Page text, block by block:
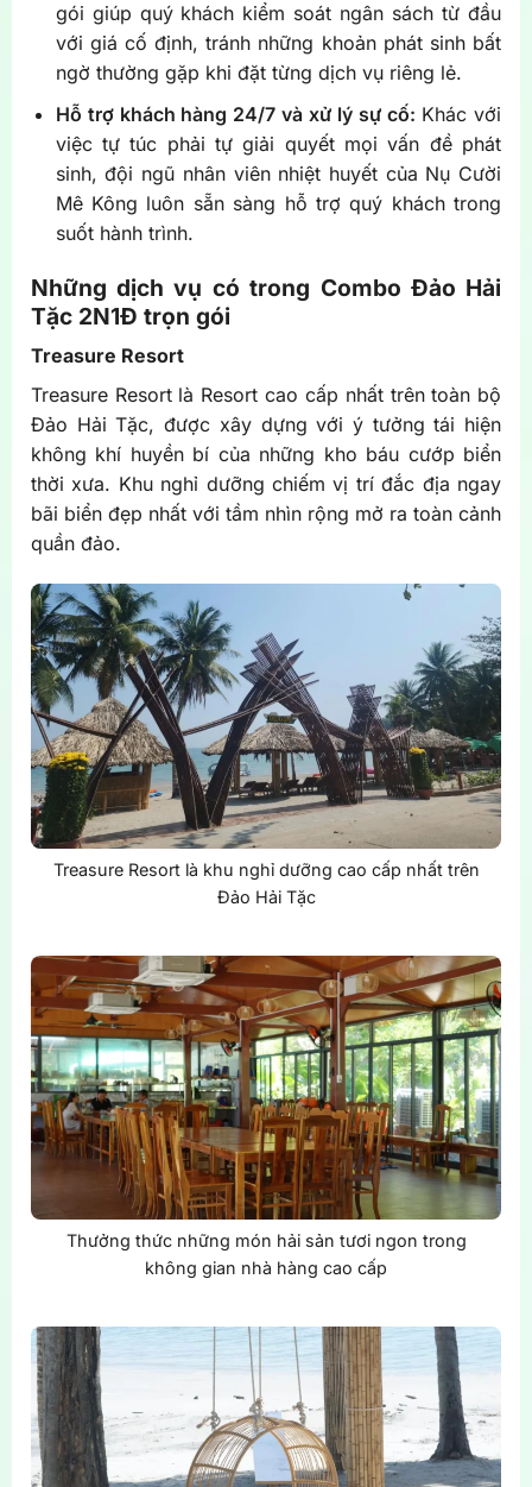
gói giúp quý khách kiểm soát ngân sách từ đầu
với giá cố định, tránh những khoản phát sinh bất
ngờ thường gặp khi đặt từng dịch vụ riêng lẻ.
Hỗ trợ khách hàng 24/7 và xử lý sự cố: Khác với
việc tự túc phải tự giải quyết mọi vấn đề phát
sinh, đội ngũ nhân viên nhiệt huyết của Nụ Cười
Mê Kông luôn sẵn sàng hỗ trợ quý khách trong
suốt hành trình.
Những dịch vụ có trong Combo Đảo Hải
Tặc 2N1Đ trọn gói
Treasure Resort
Treasure Resort là Resort cao cấp nhất trên toàn bộ
Đảo Hải Tặc, được xây dựng với ý tưởng tái hiện
không khí huyền bí của những kho báu cướp biển
thời xưa. Khu nghỉ dưỡng chiếm vị trí đắc địa ngay
bãi biển đẹp nhất với tầm nhìn rộng mở ra toàn cảnh
quần đảo.
Treasure Resort là khu nghỉ dưỡng cao cấp nhất trên
Đảo Hải Tặc
Thưởng thức những món hải sản tươi ngon trong
không gian nhà hàng cao cấp